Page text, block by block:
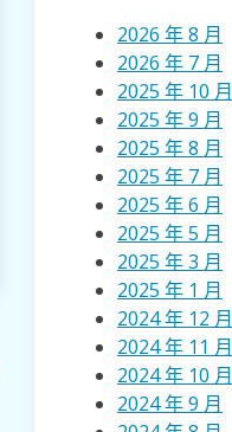
2026 年 8 月
2026 年 7 月
2025 年 10 月
2025 年 9 月
2025 年 8 月
2025 年 7 月
2025 年 6 月
2025 年 5 月
2025 年 3 月
2025 年 1 月
2024 年 12 月
2024 年 11 月
2024 年 10 月
2024 年 9 月